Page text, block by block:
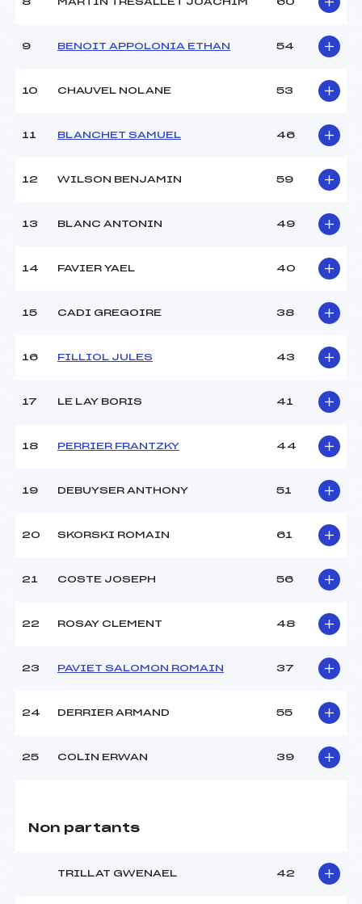
8 MARTIN TRESALLET JOACHIM 60
9 BENOIT APPOLONIA ETHAN 54
10 CHAUVEL NOLANE 53
11 BLANCHET SAMUEL 46
12 WILSON BENJAMIN 59
13 BLANC ANTONIN 49
14 FAVIER YAEL 40
15 CADI GREGOIRE 38
16 FILLIOL JULES 43
17 LE LAY BORIS 41
18 PERRIER FRANTZKY 44
19 DEBUYSER ANTHONY 51
20 SKORSKI ROMAIN 61
21 COSTE JOSEPH 56
22 ROSAY CLEMENT 48
23 PAVIET SALOMON ROMAIN 37
24 DERRIER ARMAND 55
25 COLIN ERWAN 39
Non partants
TRILLAT GWENAEL 42